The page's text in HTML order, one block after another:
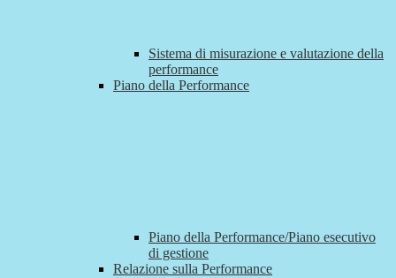
Sistema di misurazione e valutazione della
performance
Piano della Performance
Piano della Performance/Piano esecutivo
di gestione
Relazione sulla Performance